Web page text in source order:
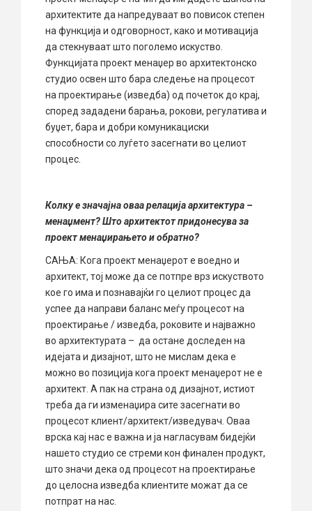
архитектите да напредуваат во повисок степен
на функција и одговорност, како и мотивација
да стекнуваат што поголемо искуство.
Функцијата проект менаџер во архитектонско
студио освен што бара следење на процесот
на проектирање (изведба) од почеток до крај,
според зададени барања, рокови, регулатива и
буџет, бара и добри комуникациски
способности со луѓето засегнати во целиот
процес.
Колку е значајна оваа релација архитектура –
менаџмент? Што архитектот придонесува за
проект менаџирањето и обратно?
САЊА: Кога проект менаџерот е воедно и
архитект, тој може да се потпре врз искуството
кое го има и познавајќи го целиот процес да
успее да направи баланс меѓу процесот на
проектирање / изведба, роковите и најважно
во архитектурата – да остане доследен на
идејата и дизајнот, што не мислам дека е
можно во позиција кога проект менаџерот не е
архитект. А пак на страна од дизајнот, истиот
треба да ги изменаџира сите засегнати во
процесот клиент/архитект/изведувач. Оваа
врска кај нас е важна и ја нагласувам бидејќи
нашето студио се стреми кон финален продукт,
што значи дека од процесот на проектирање
до целосна изведба клиентите можат да се
потпрат на нас.